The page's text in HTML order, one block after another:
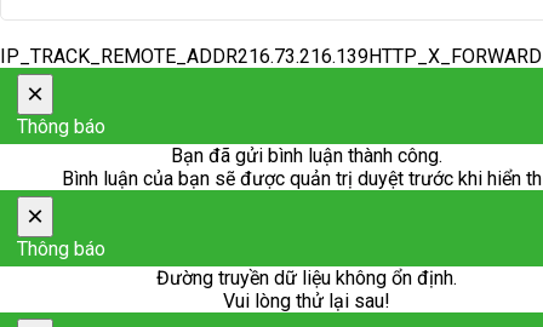
×
Thông báo
Bạn đã gửi bình luận thành công.
Bình luận của bạn sẽ được quản trị duyệt trước khi hiển
×
Thông báo
Đường truyền dữ liệu không ổn định.
Vui lòng thử lại sau!